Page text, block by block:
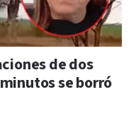
de dos
se borró